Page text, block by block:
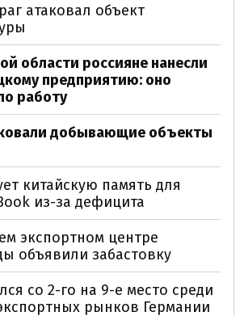
атаковал объект
области россияне нанесли
предприятию: оно
работу
добывающие объекты
китайскую память для
из-за дефицита
экспортном центре
объявили забастовку
со 2-го на 9-е место среди
рынков Германии